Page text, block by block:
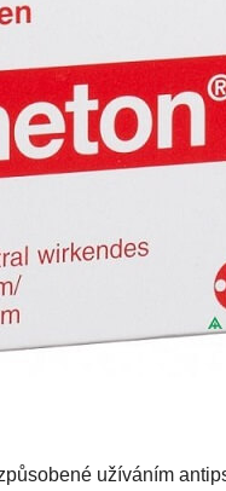
užíváním